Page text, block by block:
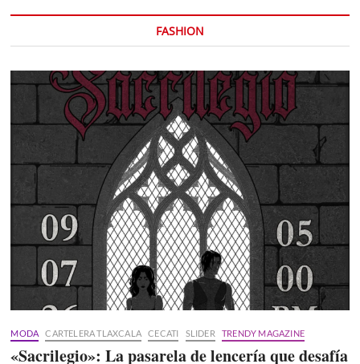
FASHION
MODA CARTELERA TLAXCALA CECATI SLIDER TRENDY MAGAZINE
«Sacrilegio»: La pasarela de lencería que desafía